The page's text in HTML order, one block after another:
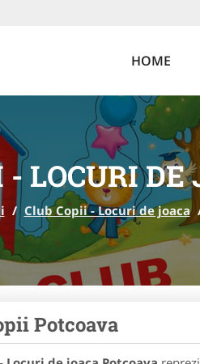
HOME
LOCURI DE
/ Club Copii - Locuri de joaca
Potcoava